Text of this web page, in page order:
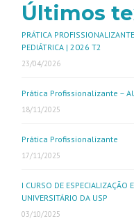
Últimos
PRÁTICA
PEDIÁTRICA | 2026 T2
23/04/2026
Prática Profissionalizante –
18/11/2025
Prática Profissionalizante
17/11/2025
I CURSO DE ESPECIALIZAÇÃO
UNIVERSITÁRIO DA USP
03/10/2025